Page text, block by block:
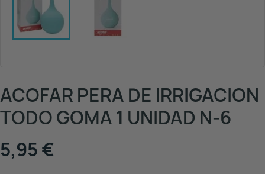
ACOFAR PERA DE IRRIGACION
TODO GOMA 1 UNIDAD N-6
5,95 €